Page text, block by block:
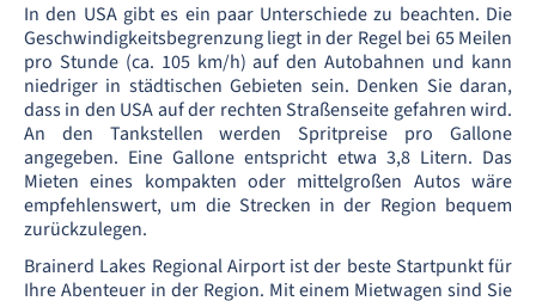
In den USA gibt es ein paar Unterschiede zu beachten. Die
Geschwindigkeitsbegrenzung liegt in der Regel bei 65 Meilen
pro Stunde (ca. 105 km/h) auf den Autobahnen und kann
niedriger in städtischen Gebieten sein. Denken Sie daran,
dass in den USA auf der rechten Straßenseite gefahren wird.
An den Tankstellen werden Spritpreise pro Gallone
angegeben. Eine Gallone entspricht etwa 3,8 Litern. Das
Mieten eines kompakten oder mittelgroßen Autos wäre
empfehlenswert, um die Strecken in der Region bequem
zurückzulegen.
Brainerd Lakes Regional Airport ist der beste Startpunkt für
Ihre Abenteuer in der Region. Mit einem Mietwagen sind Sie